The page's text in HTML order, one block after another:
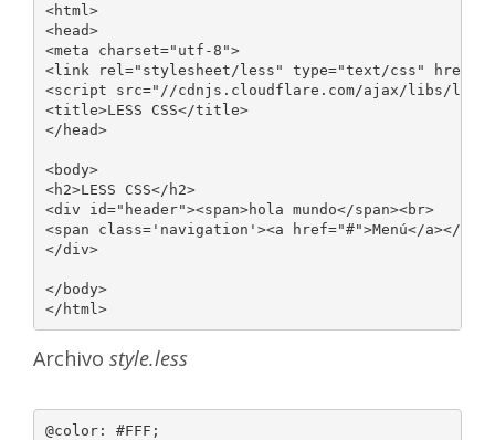
<html>
<head>
<meta charset="utf-8">
<link rel="stylesheet/less" type="text/css"
<script src="//cdnjs.cloudflare.com/ajax/libs/
<title>LESS CSS</title>
</head>
<body>
<h2>LESS CSS</h2>
<div id="header"><span>hola mundo</span><br>
<span class='navigation'><a href="#">Menú</a></
</div>
</body>
</html>
Archivo style.less
@color: #FFF;